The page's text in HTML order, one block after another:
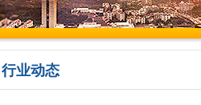
行业动态